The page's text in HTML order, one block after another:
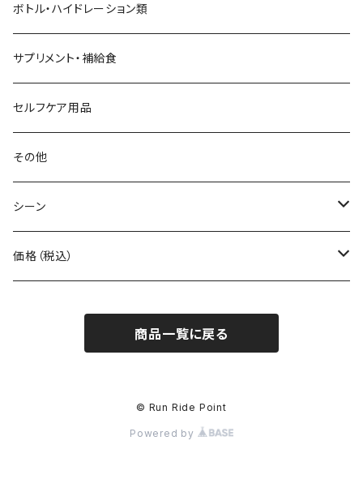
BANANA GO
Beruf Baggage
Body Glide
BONE
BOOKMAN
carb
Ciele Athletics
トートバッグ
2WAYバッグ/3WAYバッグ
その他バッグ
てぬぐい
財布
アームカバー
ネックゲイター
ボトル・ハイドレーション類
サプリメント・補給食
セルフケア用品
その他
シーン
自転車
価格（税込）
1,001～5,000円
商品一覧に戻る
© Run Ride Point
Powered by